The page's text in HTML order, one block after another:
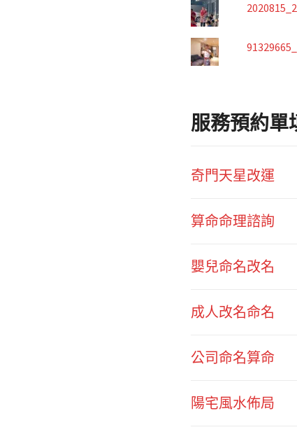
服務預約單
奇門天星改運
算命命理諮詢
嬰兒命名改名
成人改名命名
公司命名算命
陽宅風水佈局